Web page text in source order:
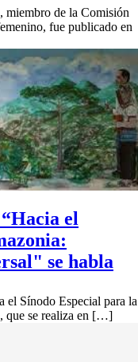
miembro de la Comisión
fue publicado en
el
se habla
el Sínodo Especial para la
que se realiza en […]